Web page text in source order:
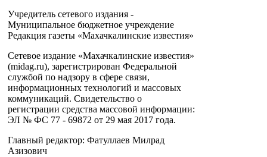
Учредитель сетевого издания -
Муниципальное бюджетное учреждение
Редакция газеты «Махачкалинские известия»
Сетевое издание «Махачкалинские известия»
(midag.ru), зарегистрирован Федеральной
службой по надзору в сфере связи,
информационных технологий и массовых
коммуникаций. Свидетельство о
регистрации средства массовой информации:
ЭЛ № ФС 77 - 69872 от 29 мая 2017 года.
Главный редактор: Фатуллаев Милрад
Азизович